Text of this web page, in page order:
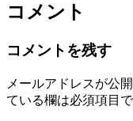
コメント
コメントを残す
メールアドレスが公
ている欄は必須項目